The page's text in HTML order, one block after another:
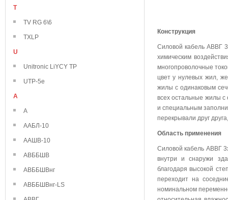
T
TV RG 6\6
TXLP
U
Unitronic LiYCY TP
UTP-5e
А
А
ААБЛ-10
ААШВ-10
АВББШВ
АВББШВнг
АВББШВнг-LS
Конструкция
Силовой кабель АВВГ
химическим
многопроволочные
цвет у нулевых жил,
жилы с одинаковым
всех остальные жилы с
и специальным
перекрывали друг
Область применения
Силовой кабель АВВГ
внутри и снаружи
благодаря высокой
переходит на
номинальном